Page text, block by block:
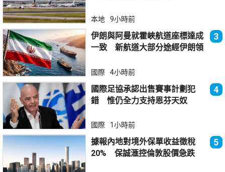
本地 9小時前
伊朗與阿曼就霍峽航道座標達成
一致 新航道大部分途經伊朗領
3
國際 4小時前
國際足協承認出售賽事計劃犯
錯 惟仍全力支持恩芬天奴
4
國際 1小時前
據報內地對境外保單收益徵稅
20% 保誠滙控倫敦股價急跌
5